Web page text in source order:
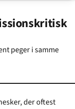
peger i samme
der oftest